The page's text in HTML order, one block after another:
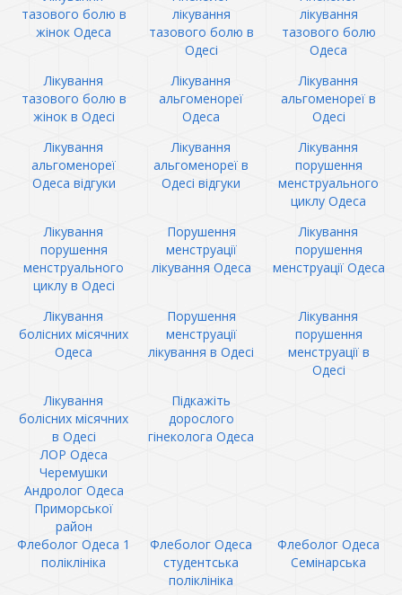
тазового болю в
жінок Одеса
лікування
тазового болю в
Одесі
лікування
тазового болю
Одеса
Лікування
тазового болю в
жінок в Одесі
Лікування
альгоменореї
Одеса
Лікування
альгоменореї в
Одесі
Лікування
альгоменореї
Одеса відгуки
Лікування
альгоменореї в
Одесі відгуки
Лікування
порушення
менструального
циклу Одеса
Лікування
порушення
менструального
циклу в Одесі
Порушення
менструації
лікування Одеса
Лікування
порушення
менструації Одеса
Лікування
болісних місячних
Одеса
Порушення
менструації
лікування в Одесі
Лікування
порушення
менструації в
Одесі
Лікування
болісних місячних
в Одесі
Підкажіть
дорослого
гінеколога Одеса
ЛОР Одеса
Черемушки
Андролог Одеса
Приморської
район
Флеболог Одеса 1
поліклініка
Флеболог Одеса
студентська
поліклініка
Флеболог Одеса
Семінарська